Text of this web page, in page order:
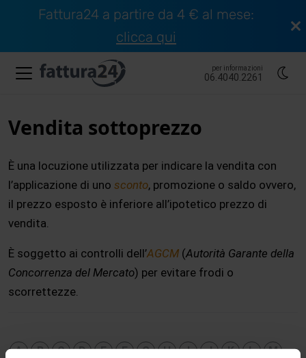
Fattura24 a partire da 4 € al mese:
clicca qui
per informazioni
06.4040.2261
Vendita sottoprezzo
È una locuzione utilizzata per indicare la vendita con
l’applicazione di uno sconto, promozione o saldo ovvero,
il prezzo esposto è inferiore all’ipotetico prezzo di
vendita.
È soggetto ai controlli dell’AGCM (Autorità Garante della
Concorrenza del Mercato) per evitare frodi o
scorrettezze.
A B C D E F G H I J K L
M